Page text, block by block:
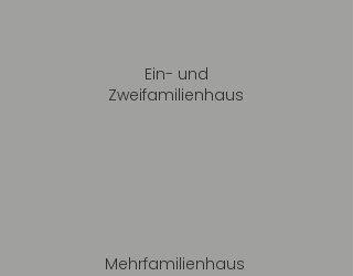
Ein- und
Zweifamilienhaus
Mehrfamilienhaus